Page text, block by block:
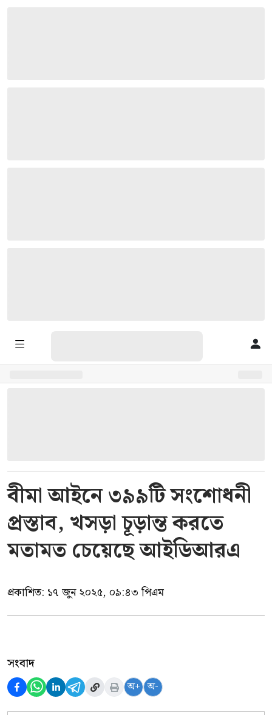
বীমা আইনে ৩৯৯টি সংশোধনী
প্রস্তাব, খসড়া চূড়ান্ত করতে
মতামত চেয়েছে আইডিআরএ
প্রকাশিত: ১৭ জুন ২০২৫, ০৯:৪৩ পিএম
সংবাদ
অ+ অ-